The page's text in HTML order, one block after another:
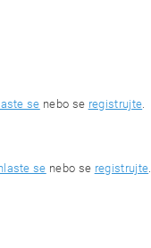
se nebo se registrujte.
se nebo se registrujte.